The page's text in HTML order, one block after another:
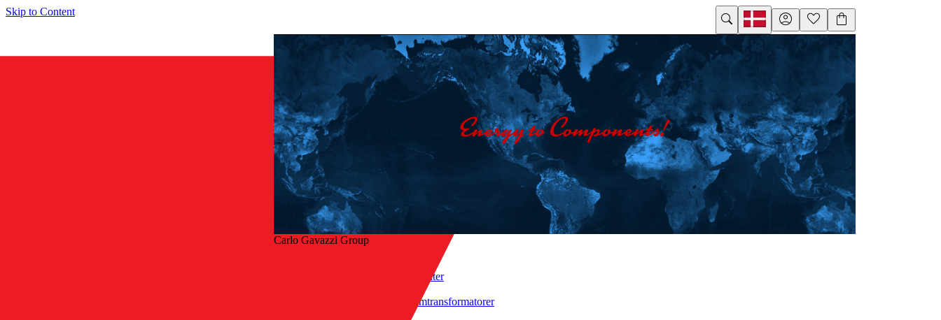
Skip to Content
Carlo Gavazzi Group
Produkter
Strømtransformatorer